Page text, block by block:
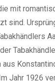
mit
sind.
Jahr 1926